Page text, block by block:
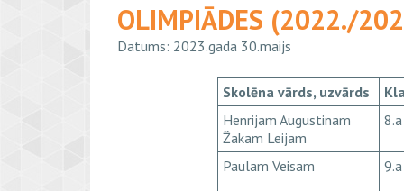
OLIMPIĀDES (2022./
Datums: 2023.gada 30.maijs
Skolēna vārds, uzvārds
Henrijam Augustinam
Žakam Leijam
8.a
Paulam Veisam 9.a